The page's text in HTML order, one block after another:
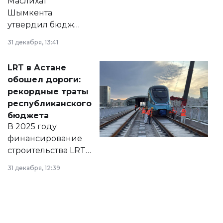
Шымкента
утвердил бюджет
города на 2026–
2028 годы.
документ
появился в базе
нормативных
правовых актов и
на сайте маслихат
города.
31 декабря, 13:41
LRT в Астане
обошел дороги:
рекордные траты
республиканского
бюджета
В 2025 году
финансирование
строительства LRT
в Астане из
республиканского
31 декабря, 12:39